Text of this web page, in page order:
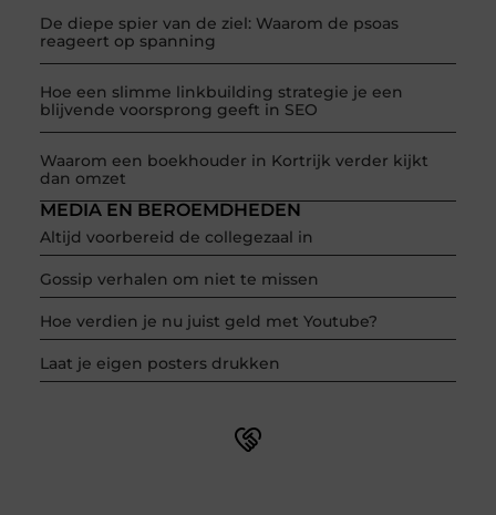
De diepe spier van de ziel: Waarom de psoas
reageert op spanning
Hoe een slimme linkbuilding strategie je een
blijvende voorsprong geeft in SEO
Waarom een boekhouder in Kortrijk verder kijkt
dan omzet
MEDIA EN BEROEMDHEDEN
Altijd voorbereid de collegezaal in
Gossip verhalen om niet te missen
Hoe verdien je nu juist geld met Youtube?
Laat je eigen posters drukken